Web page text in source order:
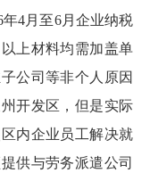
4月至6月企业纳税
上材料均需加盖单
公司等非个人原因
开发区，但是实际
内企业员工解决就
供与劳务派遣公司